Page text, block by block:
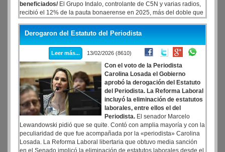
beneficiados/ El Grupo Indalo, controlante de C5N y varias radios,
recibió el 12% de la pauta bonaerense en 2025, más del doble que
tercer lugar, con menos de la mitad del Grupo Indalo, se ubican el
Grupo Olmos (Crónica) y el Grupo América. Y completan los
primeros 5 puestos Clarín y El Destape. El Gobierno bonaerense
también pautó en YouTube, mediante empresas de publicidad
programática -como Iprospect Media SA- o medios -como Cenital,
Futurock y Carnaval- y comunicadores y periodistas -como Ximena
Caligiuri, de Canal 22, y Flavio Azzaro, del streaming AZZ-. El Grupo
Indalo, cuyo accionista mayoritario es el empresario Cristóbal
López, fue el conglomerado de medios más beneficiado por la
publicidad oficial de la provincia de Buenos Aires en 2025. El último
año recibió el 12,2% de la pauta total del gobierno de Axel Kicillof
(Unión por la Patria), más del doble que otros grandes holdings,
como el Grupo Clarín o el Grupo América. Esto obedece, entre otras
razones, a que la gestión bonaerense no tiene criterios de reparto
de publicidad establecidos por ley. Las órdenes de compra se
Derogaron del Estatuto del Periodista
Leer más... 13/02/2026 (8610)
Con el voto de la Periodista
Carolina Losada el Gobierno
aprobó la derogación del Estatuto
del Periodista. La Reforma Laboral
incluyó la eliminación de estatutos
laborales, entre ellos el del
Periodista. El senador Marcelo
Lewandowski pidió que se quite. Contó con amplia mayoría y con la
peculiaridad de que fue acompañada por la «periodista» Carolina
Losada. La Reforma Laboral libertaria que obtuvo media sanción
en el Senado implicó la eliminación de estatutos laborales desde el